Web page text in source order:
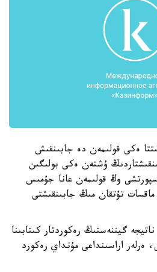
ەكى قولىمەن دە جابىنقىش
ۇشتەن ەكى بولىگىن
وڭ قولىمەن عانا جۇمىس
تۇتقان مىڭ جابىنقىشتى
گيننەستىڭ رەكوردتار كىتابىنا
ەرلەر اراسىنداعى مۇنداي رەكورد